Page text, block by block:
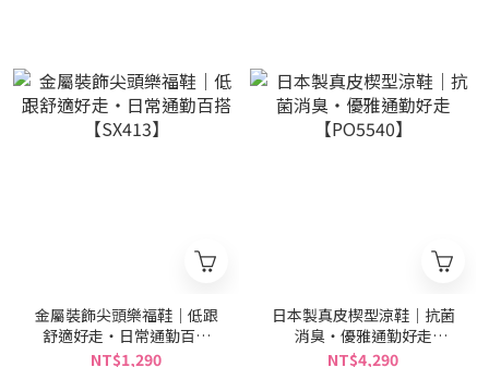
金屬裝飾尖頭樂福鞋｜低跟
舒適好走・日常通勤百搭
【SX413】
NT$1,290
日本製真皮楔型涼鞋｜抗菌
消臭・優雅通勤好走
【PO5540】
NT$4,290